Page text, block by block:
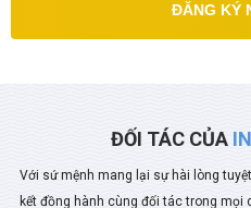
ĐĂNG KÝ
ĐỐI TÁC CỦA
Với sứ mệnh mang lại sự hài lòng
kết đồng hành cùng đối tác trong mọi